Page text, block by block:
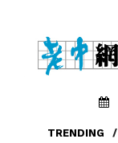
TRENDING /